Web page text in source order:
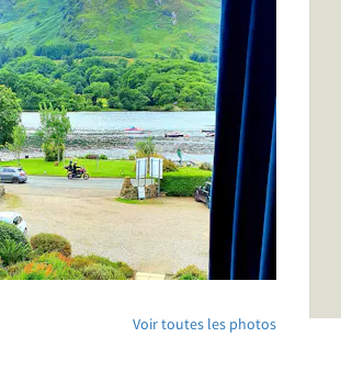
Voir toutes les photos